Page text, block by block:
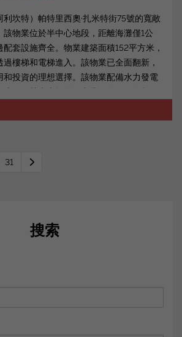
坎特）帕特里西奧·扎米特街75號的寬敞
物業位於半中心地段，距離海灘僅1公
套設施齊全。物業建築面積152平方米，
樓梯和電梯進入。該物業已全面翻新，
和投資的理想選擇。該物業配備水力發電
31
搜索